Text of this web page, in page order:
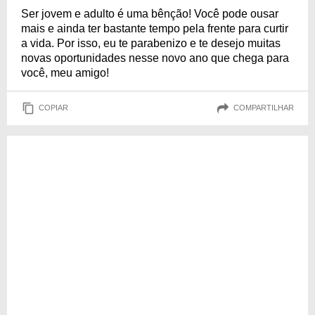
Ser jovem e adulto é uma bênção! Você pode ousar
mais e ainda ter bastante tempo pela frente para curtir
a vida. Por isso, eu te parabenizo e te desejo muitas
novas oportunidades nesse novo ano que chega para
você, meu amigo!
COPIAR COMPARTILHAR